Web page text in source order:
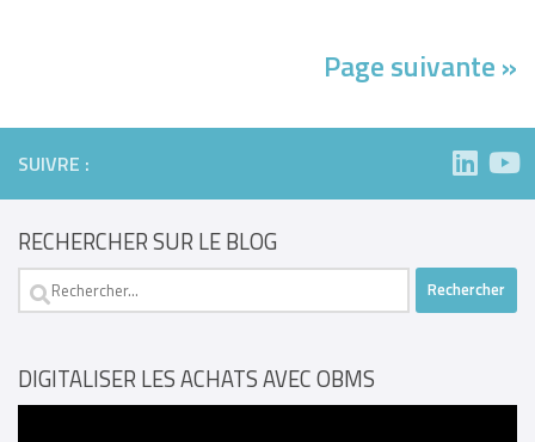
Page suivante »
SUIVRE :
RECHERCHER SUR LE BLOG
Rechercher :
DIGITALISER LES ACHATS AVEC OBMS